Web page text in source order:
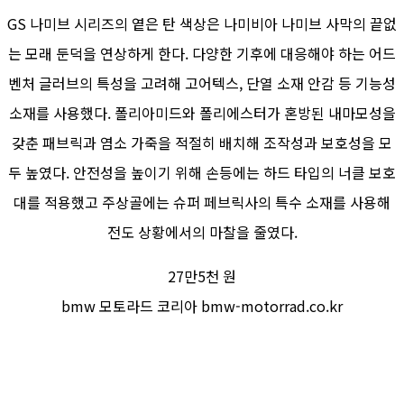
GS 나미브 시리즈의 옅은 탄 색상은 나미비아 나미브 사막의 끝없
는 모래 둔덕을 연상하게 한다. 다양한 기후에 대응해야 하는 어드
벤처 글러브의 특성을 고려해 고어텍스, 단열 소재 안감 등 기능성
소재를 사용했다. 폴리아미드와 폴리에스터가 혼방된 내마모성을
갖춘 패브릭과 염소 가죽을 적절히 배치해 조작성과 보호성을 모
두 높였다. 안전성을 높이기 위해 손등에는 하드 타입의 너클 보호
대를 적용했고 주상골에는 슈퍼 페브릭사의 특수 소재를 사용해
전도 상황에서의 마찰을 줄였다.
27만5천 원
bmw 모토라드 코리아 bmw-motorrad.co.kr